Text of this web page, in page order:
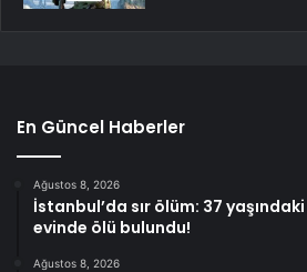
En Güncel Haberler
Ağustos 8, 2026
İstanbul’da sır ölüm: 37 yaşındaki
evinde ölü bulundu!
Ağustos 8, 2026